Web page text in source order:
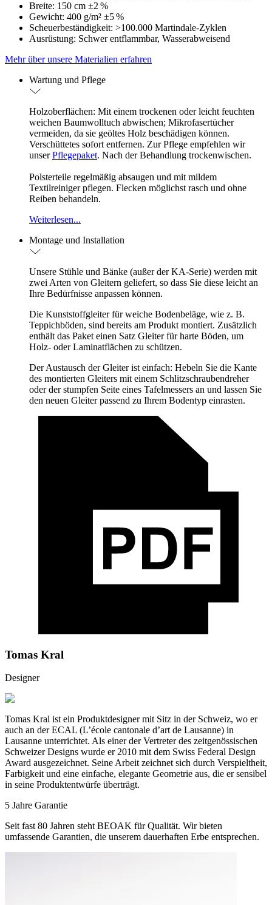
Breite: 150 cm ±2 %
Gewicht: 400 g/m² ±5 %
Scheuerbeständigkeit: >100.000 Martindale-Zyklen
Ausrüstung: Schwer entflammbar, Wasserabweisend
Mehr über unsere Materialien erfahren
Wartung und Pflege
Holzoberflächen: Mit einem trockenen oder leicht feuchten
weichen Baumwolltuch abwischen; Mikrofasertücher
vermeiden, da sie geöltes Holz beschädigen können.
Verschüttetes sofort entfernen. Zur Pflege empfehlen wir
unserPflegepaket. Nach der Behandlung trockenwischen.
Polsterteile regelmäßig absaugen und mit mildem
Textilreiniger pflegen. Flecken möglichst rasch und ohne
Reiben behandeln.
Weiterlesen...
Montage und Installation
Unsere Stühle und Bänke (außer der KA-Serie) werden mit
zwei Arten von Gleitern geliefert, so dass Sie diese leicht an
Ihre Bedürfnisse anpassen können.
Die Kunststoffgleiter für weiche Bodenbeläge, wie z. B.
Teppichböden, sind bereits am Produkt montiert. Zusätzlich
enthält das Paket einen Satz Gleiter für harte Böden, um
Holz- oder Laminatflächen zu schützen.
Der Austausch der Gleiter ist einfach: Hebeln Sie die Kante
des montierten Gleiters mit einem Schlitzschraubendreher
oder der stumpfen Seite eines Tafelmessers an und lassen Sie
den neuen Gleiter passend zu Ihrem Bodentyp einrasten.
Tomas Kral
Designer
Tomas Kral ist ein Produktdesigner mit Sitz in der Schweiz, wo er
auch an der ECAL (L’école cantonale d’art de Lausanne) in
Lausanne unterrichtet. Als einer der Vertreter des zeitgenössischen
Schweizer Designs wurde er 2010 mit dem Swiss Federal Design
Award ausgezeichnet. Seine Arbeit zeichnet sich durch Verspieltheit,
Farbigkeit und eine einfache, elegante Geometrie aus, die er sensibel
in seine Produktentwürfe überträgt.
5 Jahre Garantie
Seit fast 80 Jahren steht BEOAK für Qualität. Wir bieten
umfassende Garantien, die unserem dauerhaften Erbe entsprechen.